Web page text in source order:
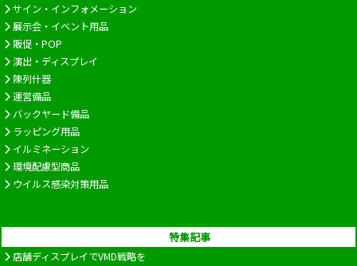
サイン・インフォメーション
展示会・イベント用品
販促・POP
演出・ディスプレイ
陳列什器
運営備品
バックヤード備品
ラッピング用品
イルミネーション
環境配慮型商品
ウイルス感染対策用品
特集記事
店舗ディスプレイでVMD戦略を